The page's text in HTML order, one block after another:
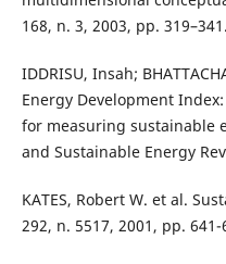
168, n. 3, 2003, pp. 319–341.
IDDRISU, Insah;
Energy Development
for measuring sustainable
and Sustainable Energy
KATES, Robert W. et al.
292, n. 5517, 2001, pp. 641-